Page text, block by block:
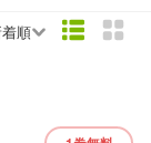
順